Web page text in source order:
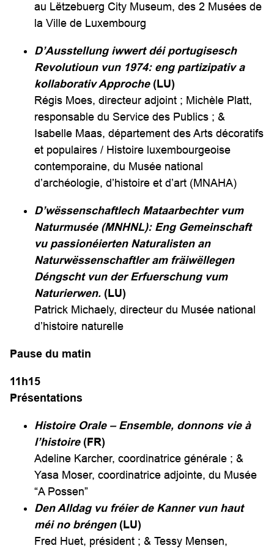
au Lëtzebuerg City Museum, des 2 Musées de
la Ville de Luxembourg
D’Ausstellung iwwert déi portugisesch
Revolutioun vun 1974: eng partizipativ a
kollaborativ Approche (LU)
Régis Moes, directeur adjoint ; Michèle Platt,
responsable du Service des Publics ; &
Isabelle Maas, département des Arts décoratifs
et populaires / Histoire luxembourgeoise
contemporaine, du Musée national
d’archéologie, d’histoire et d’art (MNAHA)
D’wëssenschaftlech Mataarbechter vum
Naturmusée (MNHNL): Eng Gemeinschaft
vu passionéierten Naturalisten an
Naturwëssenschaftler am fräiwëllegen
Déngscht vun der Erfuerschung vum
Naturierwen. (LU)
Patrick Michaely, directeur du Musée national
d’histoire naturelle
Pause du matin
11h15
Présentations
Histoire Orale – Ensemble, donnons vie à
l’histoire (FR)
Adeline Karcher, coordinatrice générale ; &
Yasa Moser, coordinatrice adjointe, du Musée
“A Possen”
Den Alldag vu fréier de Kanner vun haut
méi no bréngen(LU)
Fred Huet, président ; & Tessy Mensen,